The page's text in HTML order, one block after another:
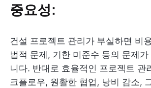
중요성:
건설 프로젝트 관리가 부실하면 비
법적 문제, 기한 미준수 등의 문제
니다. 반대로 효율적인 프로젝트 관
크플로우, 원활한 협업, 낭비 감소,